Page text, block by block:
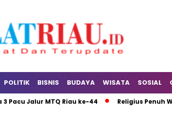
POLITIK BISNIS BUDAYA WISATA SOSIAL
Jalur MTQ Riau ke-44 Religius Penuh